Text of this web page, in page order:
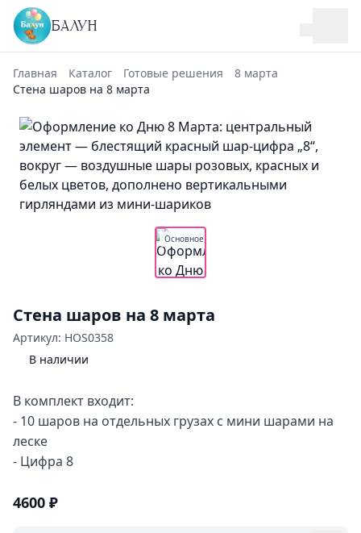
БАЛУН
Главная Каталог Готовые решения
8 марта
Стена шаров на 8 марта
Основное
Стена шаров на 8 марта
Артикул: HOS0358
В наличии
В комплект входит:
- 10 шаров на отдельных грузах с мини шарами на
леске
- Цифра 8
4600 ₽